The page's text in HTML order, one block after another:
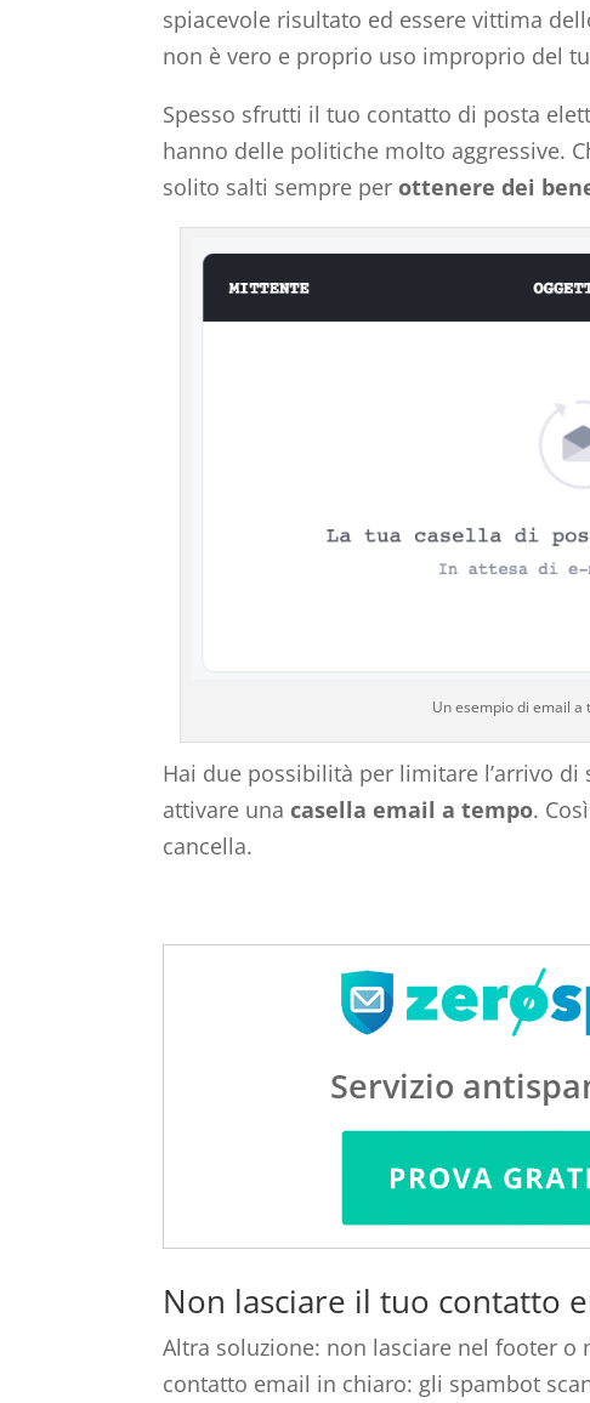
spiacevole risultato ed essere vittima
non è vero e proprio uso improprio del
Spesso sfrutti il tuo contatto di posta
hanno delle politiche molto aggressive.
solito salti sempre per ottenere dei
Un esempio di email
Hai due possibilità per limitare l’arrivo di
attivare una casella email a tempo.
cancella.
Servizio
Non lasciare il tuo contatto
Altra soluzione: non lasciare nel footer
contatto email in chiaro: gli spambot